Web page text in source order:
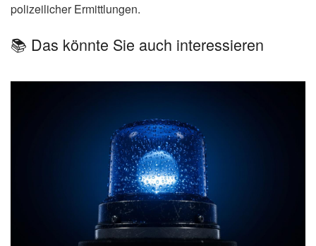
polizeilicher Ermittlungen.
📚 Das könnte Sie auch interessieren